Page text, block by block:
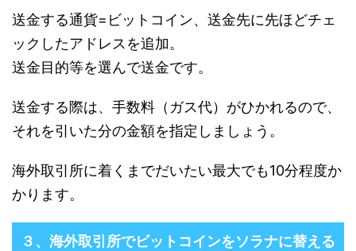
送金する通貨=ビットコイン、送金先に先ほどチェ
ックしたアドレスを追加。
送金目的等を選んで送金です。
送金する際は、手数料（ガス代）がひかれるので、
それを引いた分の金額を指定しましょう。
海外取引所に着くまでだいたい最大でも10分程度か
かります。
３、海外取引所でビットコインをソラナに替える